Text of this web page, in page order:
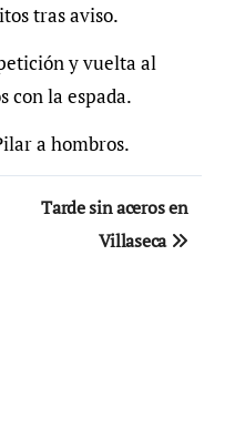
tras aviso.
y vuelta al
con la espada.
a hombros.
Tarde sin aceros en
Villaseca